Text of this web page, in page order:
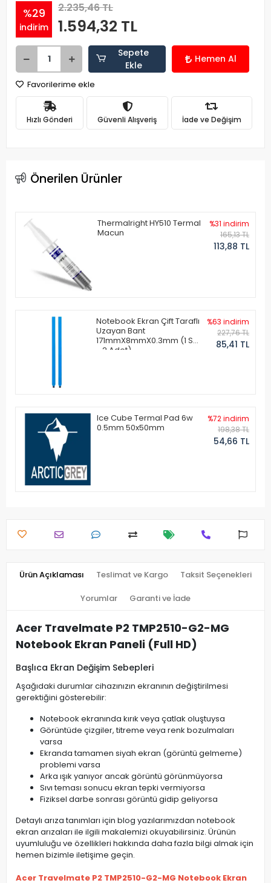
%29
indirim
2.235,46 TL
1.594,32 TL
Sepete
Ekle
Hemen Al
Favorilerime ekle
Hızlı Gönderi Güvenli Alışveriş İade ve Değişim
Önerilen Ürünler
Thermalright HY510 Termal
Macun
%31 indirim
165,13 TL
113,88 TL
Notebook Ekran Çift Taraflı
Uzayan Bant
171mmX8mmX0.3mm (1 Set
- 2 Adet)
%63 indirim
227,76 TL
85,41 TL
Ice Cube Termal Pad 6w
0.5mm 50x50mm
%72 indirim
198,38 TL
54,66 TL
Ürün Açıklaması Teslimat ve Kargo Taksit Seçenekleri
Yorumlar Garanti ve İade
Acer Travelmate P2 TMP2510-G2-MG
Notebook Ekran Paneli (Full HD)
Başlıca Ekran Değişim Sebepleri
Aşağıdaki durumlar cihazınızın ekranının değiştirilmesi
gerektiğini gösterebilir:
Notebook ekranında kırık veya çatlak oluştuysa
Görüntüde çizgiler, titreme veya renk bozulmaları
varsa
Ekranda tamamen siyah ekran (görüntü gelmeme)
problemi varsa
Arka ışık yanıyor ancak görüntü görünmüyorsa
Sıvı teması sonucu ekran tepki vermiyorsa
Fiziksel darbe sonrası görüntü gidip geliyorsa
Detaylı arıza tanımları için blog yazılarımızdan notebook
ekran arızaları ile ilgili makalemizi okuyabilirsiniz. Ürünün
uyumluluğu ve özellikleri hakkında daha fazla bilgi almak için
hemen bizimle iletişime geçin.
Acer Travelmate P2 TMP2510-G2-MG Notebook Ekran